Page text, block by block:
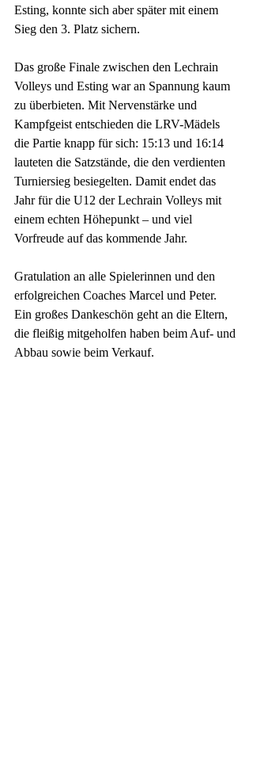
Esting, konnte sich aber später mit einem
Sieg den 3. Platz sichern.
Das große Finale zwischen den Lechrain
Volleys und Esting war an Spannung kaum
zu überbieten. Mit Nervenstärke und
Kampfgeist entschieden die LRV-Mädels
die Partie knapp für sich: 15:13 und 16:14
lauteten die Satzstände, die den verdienten
Turniersieg besiegelten. Damit endet das
Jahr für die U12 der Lechrain Volleys mit
einem echten Höhepunkt – und viel
Vorfreude auf das kommende Jahr.
Gratulation an alle Spielerinnen und den
erfolgreichen Coaches Marcel und Peter.
Ein großes Dankeschön geht an die Eltern,
die fleißig mitgeholfen haben beim Auf- und
Abbau sowie beim Verkauf.